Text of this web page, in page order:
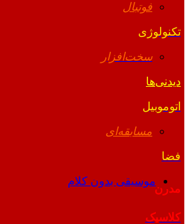
فوتبال
تکنولوژی
سخت‌افزار
دیدنی‌ها
اتوموبیل
مسابقه‌ای
فضا
موسیقی بدون کلام
مدرن
کلاسیک